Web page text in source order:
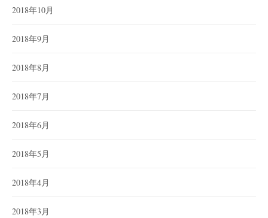
2018年10月
2018年9月
2018年8月
2018年7月
2018年6月
2018年5月
2018年4月
2018年3月